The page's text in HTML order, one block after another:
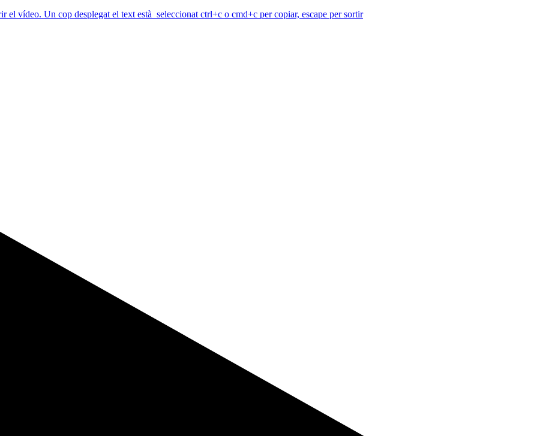
el vídeo. Un cop desplegat el text està seleccionat ctrl+c o cmd+c per copiar, escape per sortir